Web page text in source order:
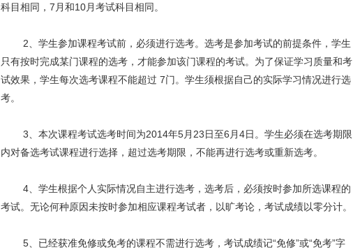
科目相同，7月和10月考试科目相同。
2、学生参加课程考试前，必须进行选考。选考是参加考试的前提条件，学生
只有按时完成某门课程的选考，才能参加该门课程的考试。为了保证学习质量和考
试效果，学生每次选考课程不能超过 7门。学生须根据自己的实际学习情况进行选
考。
3、本次课程考试选考时间为2014年5月23日至6月4日。学生必须在选考期限
内对备选考试课程进行选择，超过选考期限，不能再进行选考或重新选考。
4、学生根据个人实际情况自主进行选考，选考后，必须按时参加所选课程的
考试。无论何种原因未按时参加相应课程考试者，以旷考论，考试成绩以零分计。
5、已经获准免修或免考的课程不需进行选考，考试成绩记“免修”或“免考”字